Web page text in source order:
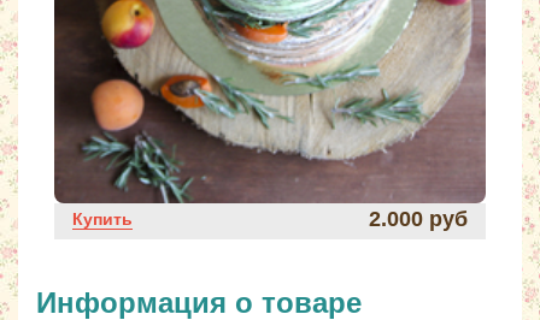
Купить 2.000 руб
Информация о товаре